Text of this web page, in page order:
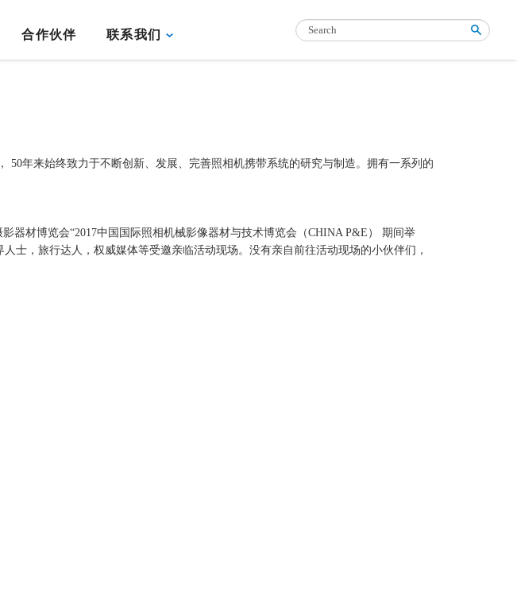
合作伙伴 联系我们
50年来始终致力于不断创新、发展、完善照相机携带系统的研究与制造。拥有一系列的
器材博览会“2017中国国际照相机械影像器材与技术博览会（CHINA P&E） 期间举
士，旅行达人，权威媒体等受邀亲临活动现场。没有亲自前往活动现场的小伙伴们，